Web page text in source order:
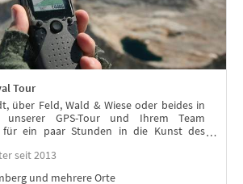
Tour
über Feld, Wald & Wiese oder beides in
unserer GPS-Tour und Ihrem Team
ein paar Stunden in die Kunst des
seit 2013
und mehrere Orte